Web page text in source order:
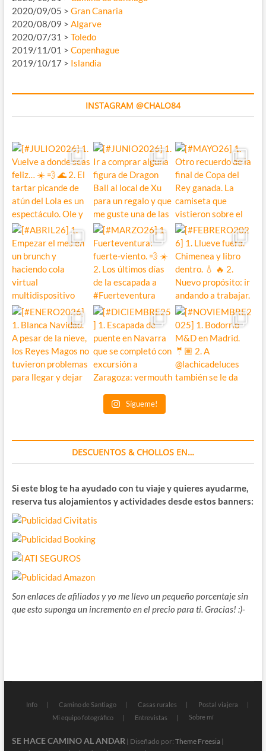
2020/09/05 > Gran Canaria
2020/08/09 > Algarve
2020/07/31 > Toledo
2019/11/01 > Copenhague
2019/10/17 > Islandia
INSTAGRAM @CHALO84
Sígueme!
DESCUENTOS & CHOLLOS EN…
Si este blog te ha ayudado con tu viaje y quieres ayudarme,
reserva tus alojamientos y actividades desde estos banners:
Son enlaces de afiliados y yo me llevo un pequeño porcentaje sin
que esto suponga un incremento en el precio para ti. Gracias! :)-
Info Camino de Santiago Casas rurales
Postal viajera
Mi equipo fotográfico
Entrevistas Sobre mí
SE HACE CAMINO AL ANDAR| Diseñado por: Theme Freesia|